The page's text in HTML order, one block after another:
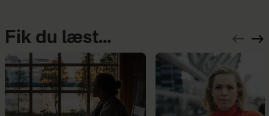
Fik du læst...